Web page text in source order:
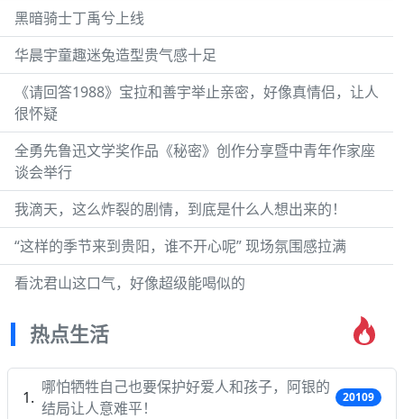
黑暗骑士丁禹兮上线
华晨宇童趣迷兔造型贵气感十足
《请回答1988》宝拉和善宇举止亲密，好像真情侣，让人
很怀疑
全勇先鲁迅文学奖作品《秘密》创作分享暨中青年作家座
谈会举行
我滴天，这么炸裂的剧情，到底是什么人想出来的！
“这样的季节来到贵阳，谁不开心呢” 现场氛围感拉满
看沈君山这口气，好像超级能喝似的
热点生活
哪怕牺牲自己也要保护好爱人和孩子，阿银的
结局让人意难平！
20109